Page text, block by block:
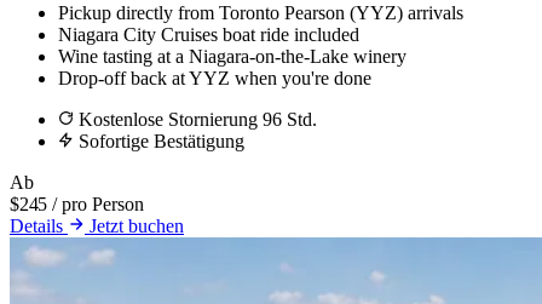
Pickup directly from Toronto Pearson (YYZ) arrivals
Niagara City Cruises boat ride included
Wine tasting at a Niagara-on-the-Lake winery
Drop-off back at YYZ when you're done
Kostenlose Stornierung 96 Std.
Sofortige Bestätigung
Ab
$245 / pro Person
Details
Jetzt buchen